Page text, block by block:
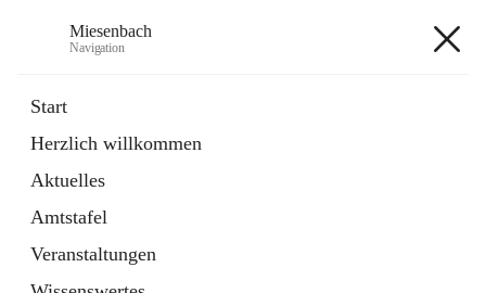
Miesenbach
Navigation
Start
Herzlich willkommen
Aktuelles
Amtstafel
Veranstaltungen
Externe Webseite
in
Tab
Region Schneebergland
Externe Webseite
öffnet
in
neuem
Tab